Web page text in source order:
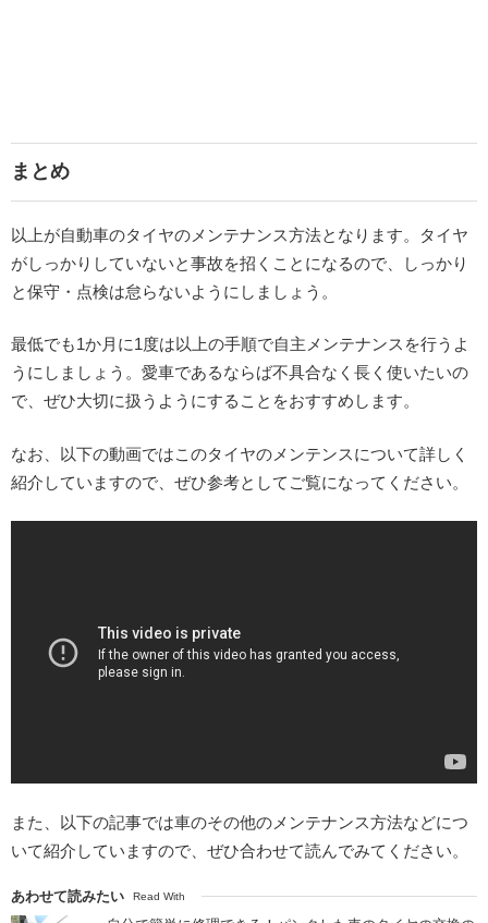
まとめ
以上が自動車のタイヤのメンテナンス方法となります。タイヤ
がしっかりしていないと事故を招くことになるので、しっかり
と保守・点検は怠らないようにしましょう。
最低でも1か月に1度は以上の手順で自主メンテナンスを行うよ
うにしましょう。愛車であるならば不具合なく長く使いたいの
で、ぜひ大切に扱うようにすることをおすすめします。
なお、以下の動画ではこのタイヤのメンテンスについて詳しく
紹介していますので、ぜひ参考としてご覧になってください。
また、以下の記事では車のその他のメンテナンス方法などにつ
いて紹介していますので、ぜひ合わせて読んでみてください。
あわせて読みたい Read With